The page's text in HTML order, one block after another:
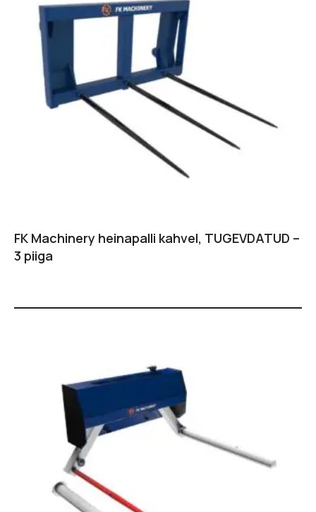
FK Machinery heinapalli kahvel, TUGEVDATUD –
3 piiga